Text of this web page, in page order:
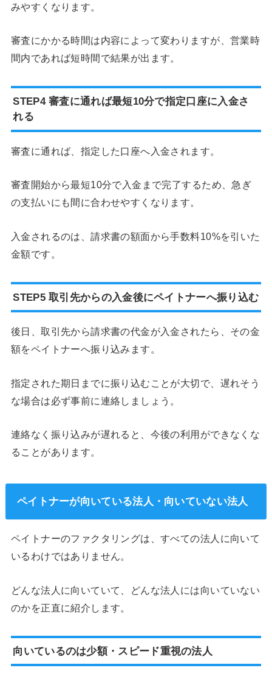
みやすくなります。
審査にかかる時間は内容によって変わりますが、営業時
間内であれば短時間で結果が出ます。
STEP4 審査に通れば最短10分で指定口座に入金さ
れる
審査に通れば、指定した口座へ入金されます。
審査開始から最短10分で入金まで完了するため、急ぎ
の支払いにも間に合わせやすくなります。
入金されるのは、請求書の額面から手数料10%を引いた
金額です。
STEP5 取引先からの入金後にペイトナーへ振り込む
後日、取引先から請求書の代金が入金されたら、その金
額をペイトナーへ振り込みます。
指定された期日までに振り込むことが大切で、遅れそう
な場合は必ず事前に連絡しましょう。
連絡なく振り込みが遅れると、今後の利用ができなくな
ることがあります。
ペイトナーが向いている法人・向いていない法人
ペイトナーのファクタリングは、すべての法人に向いて
いるわけではありません。
どんな法人に向いていて、どんな法人には向いていない
のかを正直に紹介します。
向いているのは少額・スピード重視の法人